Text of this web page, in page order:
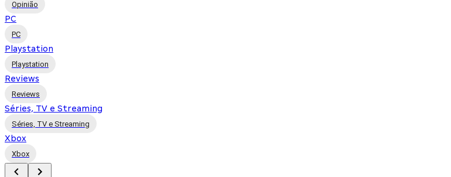
Opinião
PC
PC
Playstation
Playstation
Reviews
Reviews
Séries, TV e Streaming
Séries, TV e Streaming
Xbox
Xbox